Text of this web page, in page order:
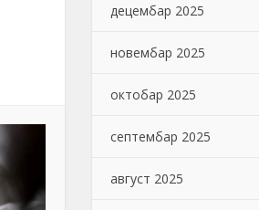
децембар 2025
новембар 2025
октобар 2025
септембар 2025
август 2025